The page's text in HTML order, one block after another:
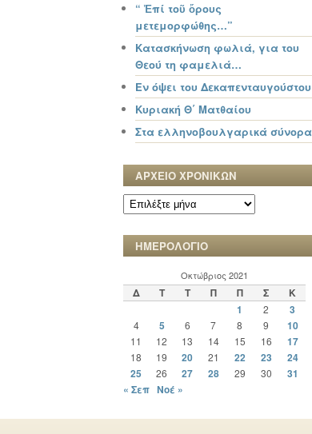
“ Ἐπί τοῦ ὄρους
μετεμορφώθης…”
Κατασκήνωση φωλιά, για του
Θεού τη φαμελιά…
Εν όψει του Δεκαπενταυγούστου
Κυριακή Θ΄ Ματθαίου
Στα ελληνοβουλγαρικά σύνορα
ΑΡΧΕΙΟ ΧΡΟΝΙΚΩΝ
ΑΡΧΕΙΟ
ΧΡΟΝΙΚΩΝ
ΗΜΕΡΟΛΟΓΙΟ
Οκτώβριος 2021
Δ Τ Τ Π Π Σ
Κ
1
2 3
4 5 6 7 8 9 10
11 12 13 14 15 16 17
18 19 20 21 22 23
24
25
26 27 28 29 30
31
« Σεπ Νοέ »